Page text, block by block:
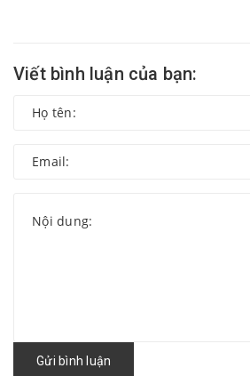
Viết bình luận của bạn:
Gửi bình luận